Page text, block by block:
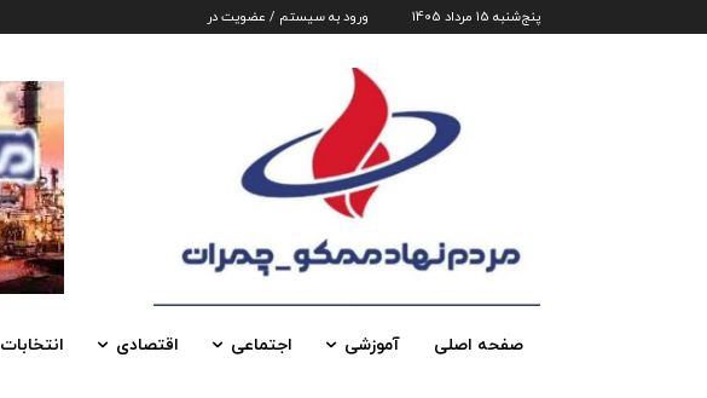
پنج‌شنبه 15 مرداد 1405 ورود به سیستم / عضویت در
صفحه اصلی آموزشی اجتماعی اقتصادی انتخابات